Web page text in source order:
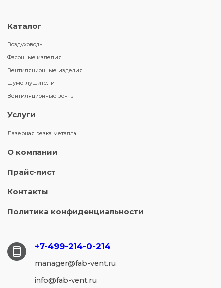
Каталог
Воздуховоды
Фасонные изделия
Вентиляционные изделия
Шумоглушители
Вентиляционные зонты
Услуги
Лазерная резка металла
О компании
Прайс-лист
Контакты
Политика конфиденциальности
+7-499-214-0-214
manager@fab-vent.ru
info@fab-vent.ru